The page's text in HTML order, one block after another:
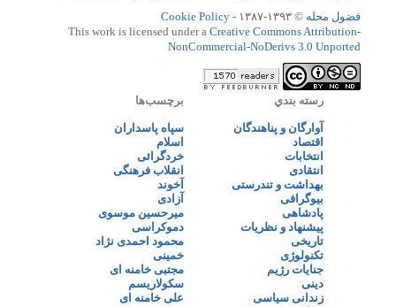
فضول محله © ۱۳۹۳-۱۳۸۷ -
Cookie Policy
This work is licensed under a Creative Commons Attribution-
NonCommercial-NoDerivs 3.0 Unported
رسته بندي
آوارگان و پناهندگان
اقتصاد
انتخابات
انتقادی
بهداشت و تندرستی
بیوگرافی
پادشاهی
پیشنهاد و نظریات
تاریخی
تکنولوژی
جنایات رژیم
دینی
زندانی سیاسی
برچسب‌ها
سپاه پاسداران
اسلام
خردگرائی
انقلاب فرهنگی
آخوند
آزادی
میرحسین موسوی
دموکراسی
محمود احمدی نژاد
خمینی
مجتبی خامنه ای
سکولاریسم
علی خامنه ای